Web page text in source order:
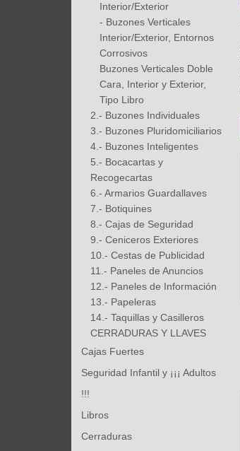
Interior/Exterior
- Buzones Verticales
Interior/Exterior, Entornos
Corrosivos
Buzones Verticales Doble
Cara, Interior y Exterior,
Tipo Libro
2.- Buzones Individuales
3.- Buzones Pluridomiciliarios
4.- Buzones Inteligentes
5.- Bocacartas y
Recogecartas
6.- Armarios Guardallaves
7.- Botiquines
8.- Cajas de Seguridad
9.- Ceniceros Exteriores
10.- Cestas de Publicidad
11.- Paneles de Anuncios
12.- Paneles de Información
13.- Papeleras
14.- Taquillas y Casilleros
CERRADURAS Y LLAVES
Cajas Fuertes
Seguridad Infantil y ¡¡¡ Adultos
!!!
Libros
Cerraduras